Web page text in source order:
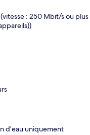
: 250 Mbit/s ou plus
d’eau uniquement